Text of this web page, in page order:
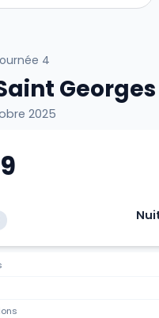
4
Georges
2025